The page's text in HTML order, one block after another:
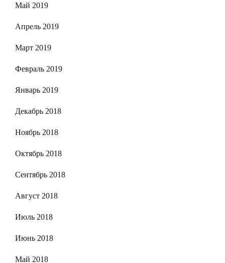
Май 2019
Апрель 2019
Март 2019
Февраль 2019
Январь 2019
Декабрь 2018
Ноябрь 2018
Октябрь 2018
Сентябрь 2018
Август 2018
Июль 2018
Июнь 2018
Май 2018